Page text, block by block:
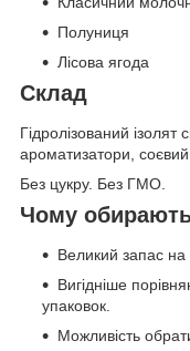
Полуниця
Лісова ягода
Склад
Гідролізований ізолят
ароматизатори,
Без цукру. Без ГМО.
Чому
Великий запас на
Вигідніше
упаковок.
Можливість